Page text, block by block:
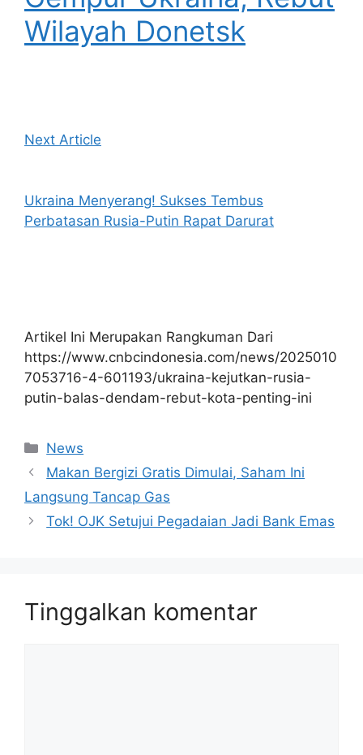
Wilayah Donetsk
Next Article
Ukraina Menyerang! Sukses Tembus
Perbatasan Rusia-Putin Rapat Darurat
Artikel Ini Merupakan Rangkuman Dari
https://www.cnbcindonesia.com/news/2025010
7053716-4-601193/ukraina-kejutkan-rusia-
putin-balas-dendam-rebut-kota-penting-ini
Kategori
News
Makan Bergizi Gratis Dimulai, Saham Ini
Langsung Tancap Gas
Tok! OJK Setujui Pegadaian Jadi Bank Emas
Tinggalkan komentar